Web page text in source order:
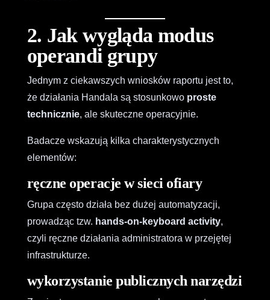
2. Jak wygląda modus
operandi grupy
Jednym z ciekawszych wniosków raportu jest to,
że działania Handala są stosunkowo proste
technicznie, ale skuteczne operacyjnie.
Badacze wskazują kilka charakterystycznych
elementów:
ręczne operacje w sieci ofiary
Grupa często działa bez dużej automatyzacji,
prowadząc tzw. hands-on-keyboard activity,
czyli ręczne działania administratora w przejętej
infrastrukturze.
wykorzystanie publicznych narzędzi